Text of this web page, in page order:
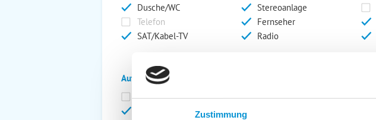
Zustimmung
Dusche/WC
Stereoanlage
Telefon
Fernseher
SAT/Kabel-TV
Radio
Außenanlage:
Garten/Liegewiese
Carport